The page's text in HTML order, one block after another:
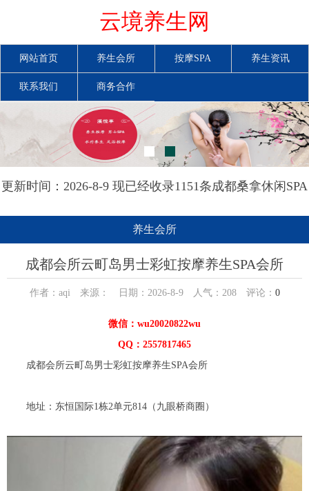
云境养生网
网站首页 养生会所 按摩SPA 养生资讯
联系我们 商务合作
更新时间：2026-8-9 现已经收录1151条成都桑拿休闲SPA
养生会所
成都会所云町岛男士彩虹按摩养生SPA会所
作者：aqi 来源： 日期：2026-8-9 人气： 208评论： 0
微信：wu20020822wu
QQ：2557817465
成都会所云町岛男士彩虹按摩养生SPA会所
地址：东恒国际1栋2单元814（九眼桥商圈）